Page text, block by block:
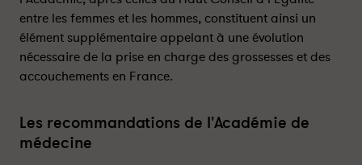
entre les femmes et les hommes, constituent ainsi un
élément supplémentaire appelant à une évolution
nécessaire de la prise en charge des grossesses et des
accouchements en France.
Les recommandations de l'Académie de
médecine